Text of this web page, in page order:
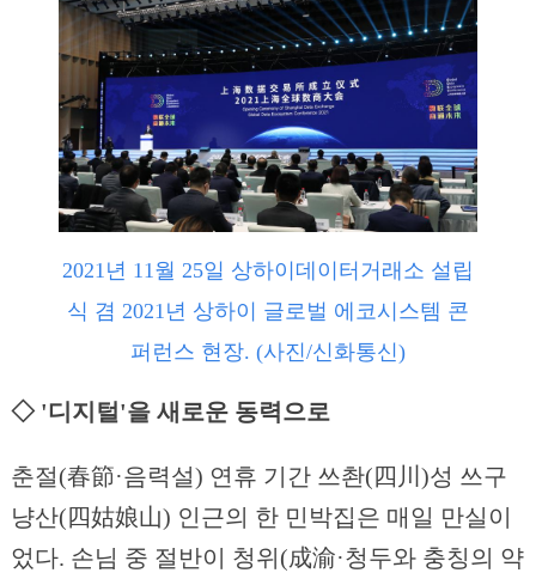
2021년 11월 25일 상하이데이터거래소 설립
식 겸 2021년 상하이 글로벌 에코시스템 콘
퍼런스 현장. (사진/신화통신)
◇ '디지털'을 새로운 동력으로
춘절(春節·음력설) 연휴 기간 쓰촨(四川)성 쓰구
냥산(四姑娘山) 인근의 한 민박집은 매일 만실이
었다. 손님 중 절반이 청위(成渝·청두와 충칭의 약